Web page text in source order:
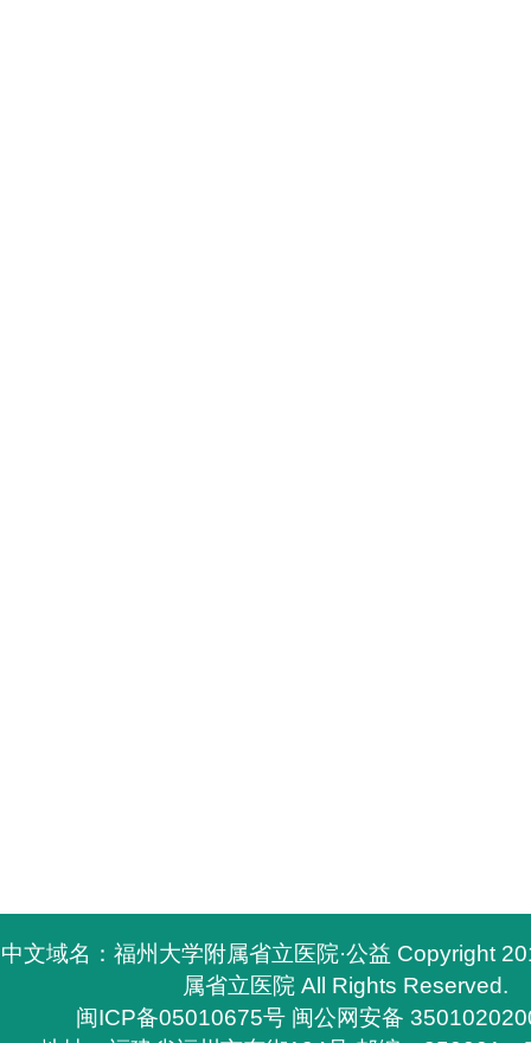
中文域名：福州大学附属省立医院·公益 Copyright
属省立医院 All Rights Reserved.
闽ICP备05010675号 闽公网安备